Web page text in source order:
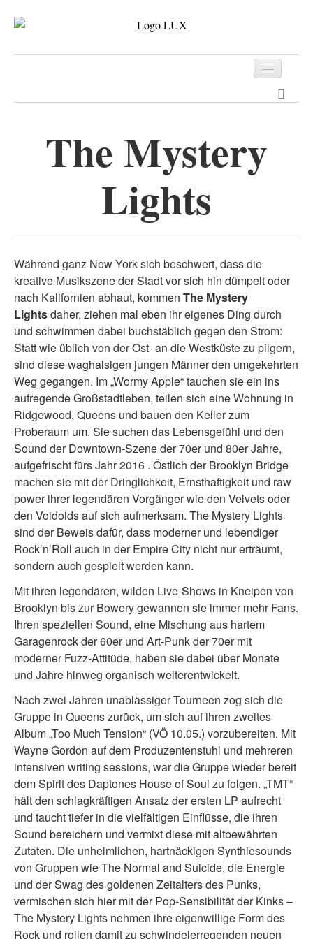
The Mystery
Lights
Während ganz New York sich beschwert, dass die
kreative Musikszene der Stadt vor sich hin dümpelt oder
nach Kalifornien abhaut, kommen The Mystery
Lightsdaher, ziehen mal eben ihr eigenes Ding durch
und schwimmen dabei buchstäblich gegen den Strom:
Statt wie üblich von der Ost- an die Westküste zu pilgern,
sind diese waghalsigen jungen Männer den umgekehrten
Weg gegangen. Im „Wormy Apple“ tauchen sie ein ins
aufregende Großstadtleben, teilen sich eine Wohnung in
Ridgewood, Queens und bauen den Keller zum
Proberaum um. Sie suchen das Lebensgefühl und den
Sound der Downtown-Szene der 70er und 80er Jahre,
aufgefrischt fürs Jahr 2016 . Östlich der Brooklyn Bridge
machen sie mit der Dringlichkeit, Ernsthaftigkeit und raw
power ihrer legendären Vorgänger wie den Velvets oder
den Voidoids auf sich aufmerksam. The Mystery Lights
sind der Beweis dafür, dass moderner und lebendiger
Rock’n’Roll auch in der Empire City nicht nur erträumt,
sondern auch gespielt werden kann.
Mit ihren legendären, wilden Live-Shows in Kneipen von
Brooklyn bis zur Bowery gewannen sie immer mehr Fans.
Ihren speziellen Sound, eine Mischung aus hartem
Garagenrock der 60er und Art-Punk der 70er mit
moderner Fuzz-Attitüde, haben sie dabei über Monate
und Jahre hinweg organisch weiterentwickelt.
Nach zwei Jahren unablässiger Tourneen zog sich die
Gruppe in Queens zurück, um sich auf ihren zweites
Album „Too Much Tension“ (VÖ 10.05.) vorzubereiten. Mit
Wayne Gordon auf dem Produzentenstuhl und mehreren
intensiven writing sessions, war die Gruppe wieder bereit
dem Spirit des Daptones House of Soul zu folgen. „TMT“
hält den schlagkräftigen Ansatz der ersten LP aufrecht
und taucht tiefer in die vielfältigen Einflüsse, die ihren
Sound bereichern und vermixt diese mit altbewährten
Zutaten. Die unheimlichen, hartnäckigen Synthiesounds
von Gruppen wie The Normal and Suicide, die Energie
und der Swag des goldenen Zeitalters des Punks,
vermischen sich hier mit der Pop-Sensibilität der Kinks –
The Mystery Lights nehmen ihre eigenwillige Form des
Rock und rollen damit zu schwindelerregenden neuen